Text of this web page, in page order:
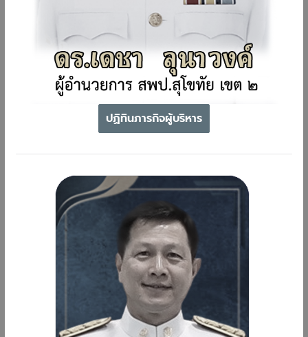
ปฏิทินภารกิจผู้บริหาร